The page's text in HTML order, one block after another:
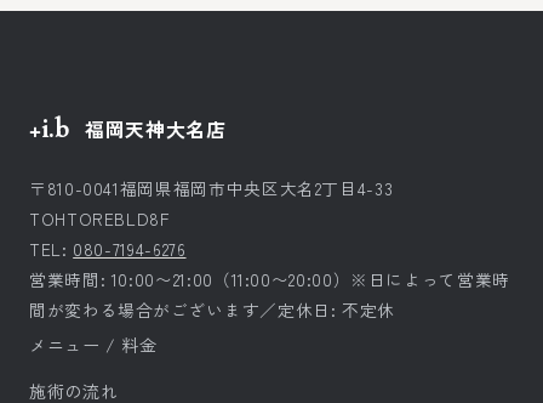
+i.b 福岡天神大名店
〒810-0041福岡県福岡市中央区大名2丁目4-33
TOHTOREBLD8F
TEL: 080-7194-6276
営業時間: 10:00〜21:00（11:00〜20:00）※日によって営業時
間が変わる場合がございます／定休日: 不定休
メニュー / 料金
施術の流れ